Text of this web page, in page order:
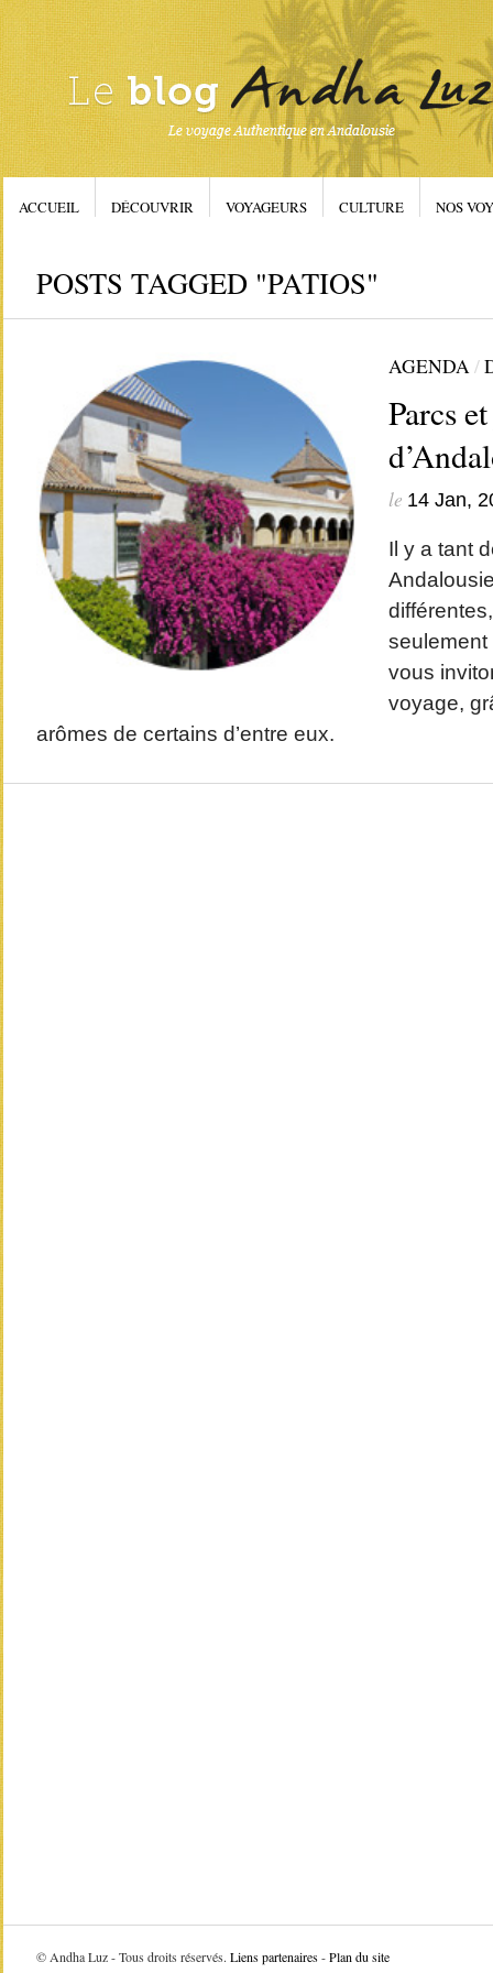
ACCUEIL DÉCOUVRIR VOYAGEURS CULTURE NOS
POSTS TAGGED "PATIOS"
AGENDA/
Parcs
le 14 Jan,
Il y a tant
seulement
vous
voyage,
arômes de certains d’entre eux.
© Andha Luz - Tous droits réservés. Liens partenaires-Plan du site